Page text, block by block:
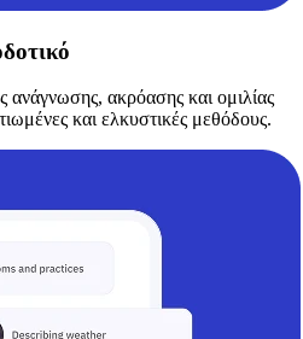
ανάγνωσης, ακρόασης και ομιλίας
και ελκυστικές μεθόδους.